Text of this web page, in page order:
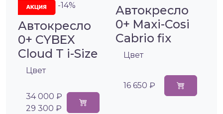
-14%
Автокресло
0+ CYBEX
Cloud T i-Size
Цвет
34 000 ₽
29 300 ₽
Автокресло
0+ Maxi-Cosi
Cabrio fix
Цвет
16 650 ₽